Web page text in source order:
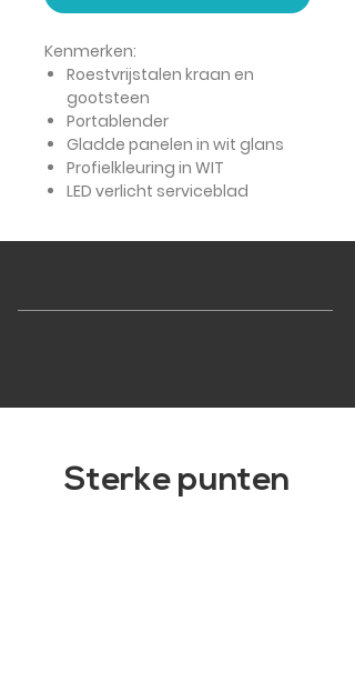
Kenmerken:
Roestvrijstalen kraan en
gootsteen
Portablender
Gladde panelen in wit glans
Profielkleuring in WIT
LED verlicht serviceblad
Sterke punten